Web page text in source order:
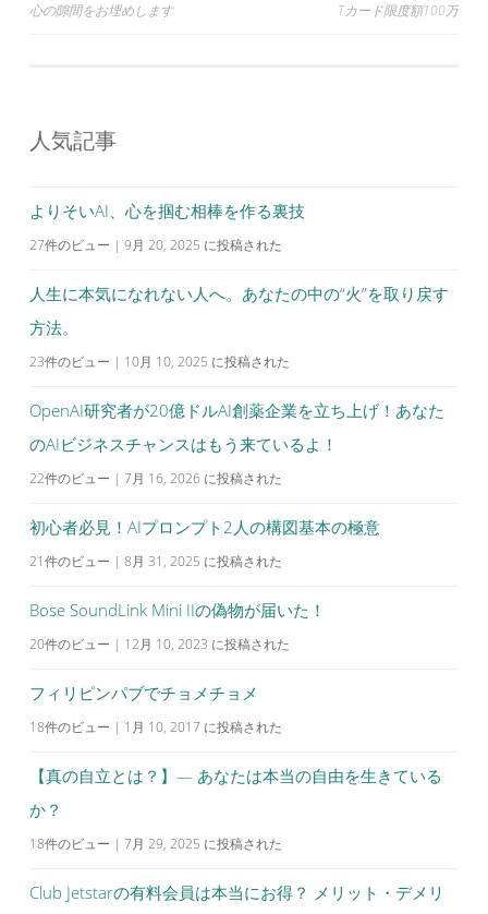
投
ゲ
シ
ョ
心の隙間をお埋めします Tカード限度額100万
人気記事
よりそいAI、心を掴む相棒を作る裏技
27件のビュー | 9月 20, 2025 に投稿された
人生に本気になれない人へ。あなたの中の“火”を取り戻す
方法。
23件のビュー | 10月 10, 2025 に投稿された
OpenAI研究者が20億ドルAI創薬企業を立ち上げ！あなた
のAIビジネスチャンスはもう来ているよ！
22件のビュー | 7月 16, 2026 に投稿された
初心者必見！AIプロンプト2人の構図基本の極意
21件のビュー | 8月 31, 2025 に投稿された
Bose SoundLink Mini IIの偽物が届いた！
20件のビュー | 12月 10, 2023 に投稿された
フィリピンパブでチョメチョメ
18件のビュー | 1月 10, 2017 に投稿された
【真の自立とは？】— あなたは本当の自由を生きている
か？
18件のビュー | 7月 29, 2025 に投稿された
Club Jetstarの有料会員は本当にお得？ メリット・デメリ